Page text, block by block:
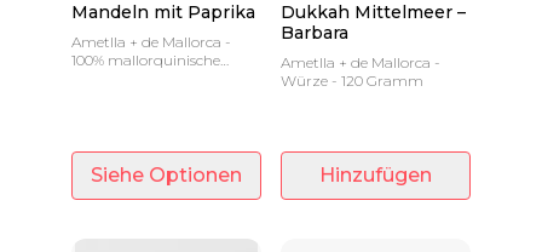
Mandeln mit Paprika
Ametlla + de Mallorca -
100% mallorquinische
Siehe Optionen
Dukkah Mittelmeer –
Barbara
Ametlla + de Mallorca -
Würze - 120 Gramm
Hinzufügen